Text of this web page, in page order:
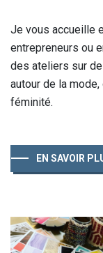
Je vous accueille
entrepreneurs ou
des ateliers sur
autour de la
féminité.
EN SAVOIR